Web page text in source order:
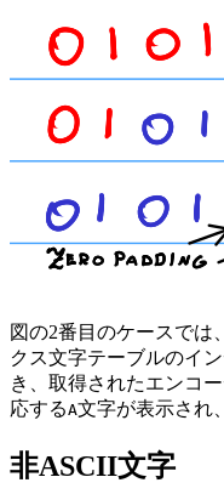
図の2番目のケースでは
クス文字テーブルのイ
き、取得されたエンコ
応するA文字が表示され
非ASCII文字